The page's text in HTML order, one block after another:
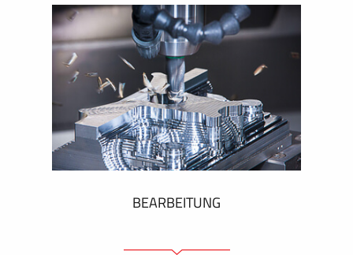
BEARBEITUNG